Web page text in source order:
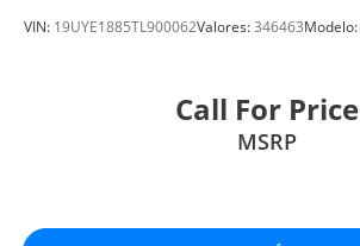
VIN: 19UYE1885TL900062Valores:346463Modelo:
Call For Price
MSRP